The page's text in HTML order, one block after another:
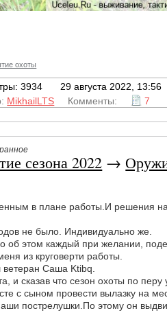
охоты
3934
29 августа 2022, 13:56
MikhailLTS Комменты: 7
сезона 2022 →
в плане работы.И решения
не было. Индивидуально же.
об этом каждый при желании,
из круговерти работы.
Саша Ktibq.
и сказав что сезон охоты по перу
с сыном провести вылазку на
пострелушки.По этому он